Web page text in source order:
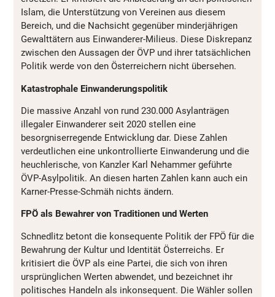
Islam, die Unterstützung von Vereinen aus diesem
Bereich, und die Nachsicht gegenüber minderjährigen
Gewalttätern aus Einwanderer-Milieus. Diese Diskrepanz
zwischen den Aussagen der ÖVP und ihrer tatsächlichen
Politik werde von den Österreichern nicht übersehen.
Katastrophale Einwanderungspolitik
Die massive Anzahl von rund 230.000 Asylanträgen
illegaler Einwanderer seit 2020 stellen eine
besorgniserregende Entwicklung dar. Diese Zahlen
verdeutlichen eine unkontrollierte Einwanderung und die
heuchlerische, von Kanzler Karl Nehammer geführte
ÖVP-Asylpolitik. An diesen harten Zahlen kann auch ein
Karner-Presse-Schmäh nichts ändern.
FPÖ als Bewahrer von Traditionen und Werten
Schnedlitz betont die konsequente Politik der FPÖ für die
Bewahrung der Kultur und Identität Österreichs. Er
kritisiert die ÖVP als eine Partei, die sich von ihren
ursprünglichen Werten abwendet, und bezeichnet ihr
politisches Handeln als inkonsequent. Die Wähler sollen